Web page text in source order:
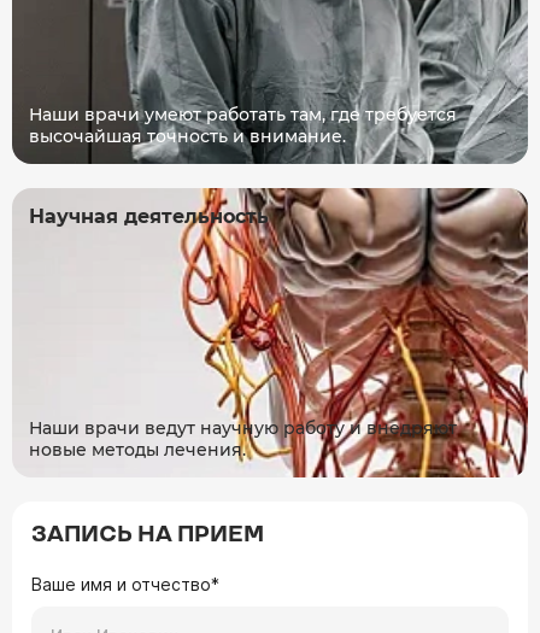
Наши врачи умеют работать там, где требуется
высочайшая точность и внимание.
Научная деятельность
Наши врачи ведут научную работу и внедряют
новые методы лечения.
ЗАПИСЬ НА ПРИЕМ
Ваше имя и отчество*